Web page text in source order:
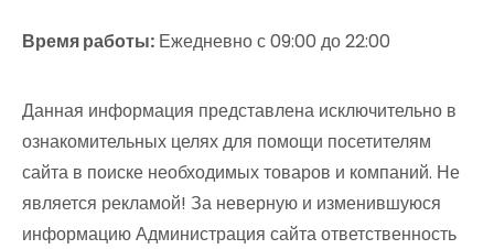
Время работы: Ежедневно с 09:00 до 22:00
Данная информация представлена исключительно в
ознакомительных целях для помощи посетителям
сайта в поиске необходимых товаров и компаний. Не
является рекламой! За неверную и изменившуюся
информацию Администрация сайта ответственность